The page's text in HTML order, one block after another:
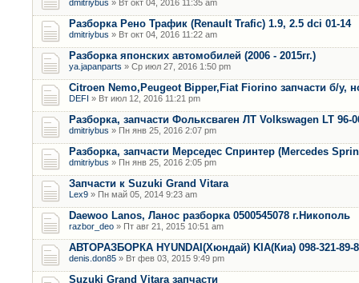
dmitriybus » Вт окт 04, 2016 11:35 am
Разборка Рено Трафик (Renault Trafic) 1.9, 2.5 dci 01-14
dmitriybus » Вт окт 04, 2016 11:22 am
Разборка японских автомобилей (2006 - 2015гг.)
ya.japanparts » Ср июл 27, 2016 1:50 pm
Citroen Nemo,Peugeot Bipper,Fiat Fiorino запчасти б/у,
DEFI » Вт июл 12, 2016 11:21 pm
Разборка, запчасти Фольксваген ЛТ Volkswagen LT 96-
dmitriybus » Пн янв 25, 2016 2:07 pm
Разборка, запчасти Мерседес Спринтер (Mercedes
dmitriybus » Пн янв 25, 2016 2:05 pm
Запчасти к Suzuki Grand Vitara
Lex9 » Пн май 05, 2014 9:23 am
Daewoo Lanos, Ланос разборка 0500545078 г.Никополь
razbor_deo » Пт авг 21, 2015 10:51 am
АВТОРАЗБОРКА HYUNDAI(Хюндай) KIA(Киа) 098-321-89-
denis.don85 » Вт фев 03, 2015 9:49 pm
Suzuki Grand Vitara запчасти